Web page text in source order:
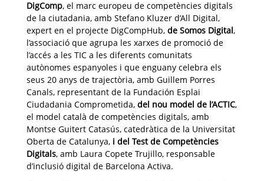
DigComp, el marc europeu de competències digitals
de la ciutadania, amb Stefano Kluzer d’All Digital,
expert en el projecte DigCompHub, de Somos Digital,
l’associació que agrupa les xarxes de promoció de
l’accés a les TIC a les diferents comunitats
autònomes espanyoles i que enguany celebra els
seus 20 anys de trajectòria, amb Guillem Porres
Canals, representant de la Fundación Esplai
Ciudadania Comprometida, del nou model de l’ACTIC,
el model català de competències digitals, amb
Montse Guitert Catasús, catedràtica de la Universitat
Oberta de Catalunya, i del Test de Competències
Digitals, amb Laura Copete Trujillo, responsable
d’inclusió digital de Barcelona Activa.